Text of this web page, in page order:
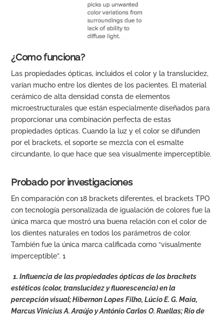
¿Como funciona?
Las propiedades ópticas, incluidos el color y la translucidez,
varían mucho entre los dientes de los pacientes. El material
cerámico de alta densidad consta de elementos
microestructurales que están especialmente diseñados para
proporcionar una combinación perfecta de estas
propiedades ópticas. Cuando la luz y el color se difunden
por el brackets, el soporte se mezcla con el esmalte
circundante, lo que hace que sea visualmente imperceptible.
Probado por investigaciones
En comparación con 18 brackets diferentes, el brackets TPO
con tecnología personalizada de igualación de colores fue la
única marca que mostró una buena relación con el color de
los dientes naturales en todos los parámetros de color.
También fue la única marca calificada como “visualmente
imperceptible”. 1
1. Influencia de las propiedades ópticas de los brackets
estéticos (color, translucidez y fluorescencia) en la
percepción visual; Hibernon Lopes Filho, Lúcio E. G. Maia,
Marcus Vinicius A. Araújo y António Carlos O. Ruellas; Río de